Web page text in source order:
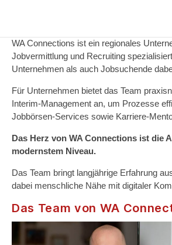
WA Connections ist ein regionales
Jobvermittlung und Recruiting
Unternehmen als auch Jobsuchende
Für Unternehmen bietet das Team
Interim‑Management an, um Prozesse
Jobbörsen‑Services sowie
Das Herz von WA Connections ist die
modernstem Niveau.
Das Team bringt langjährige Erfahrung
dabei menschliche Nähe mit digitaler
Das Team von WA